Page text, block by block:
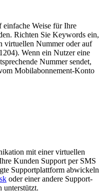
Weise für Ihre
Richten Sie Keywords ein,
virtuellen Nummer oder auf
Wenn ein Nutzer eine
Nummer sendet,
Mobilabonnement-Konto
mit einer virtuellen
Kunden Support per SMS
Supportplattform abwickeln
oder einer andere Support-
unterstützt.